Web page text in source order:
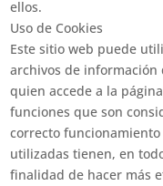
ellos.
Uso de Cookies
Este sitio web puede
archivos de
quien accede a la
funciones que son
correcto
utilizadas tienen, en
finalidad de hacer más